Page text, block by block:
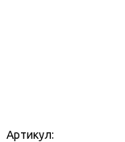
Артикул: